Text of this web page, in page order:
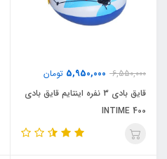
6,550,000
5,950,000 تومان
قایق بادی 3 نفره اینتایم قایق بادی
INTIME 400